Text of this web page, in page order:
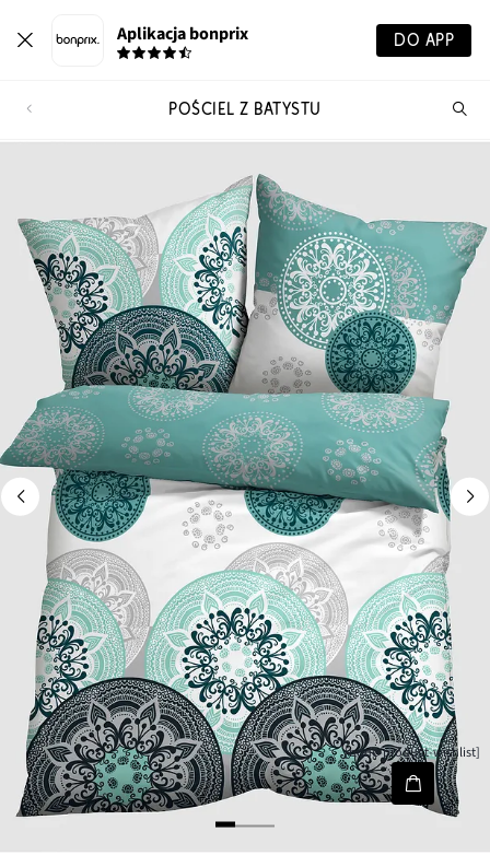
Aplikacja bonprix DO APP
POŚCIEL Z BATYSTU
[node-product-wishlist]